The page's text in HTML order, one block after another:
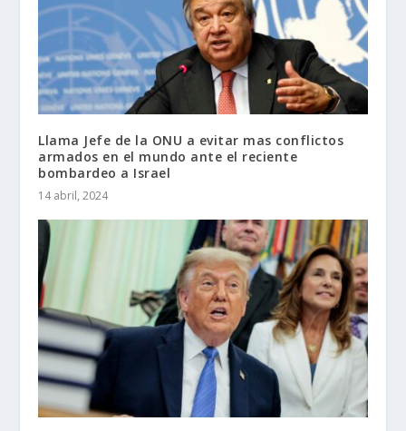
Llama Jefe de la ONU a evitar mas conflictos
armados en el mundo ante el reciente
bombardeo a Israel
14 abril, 2024